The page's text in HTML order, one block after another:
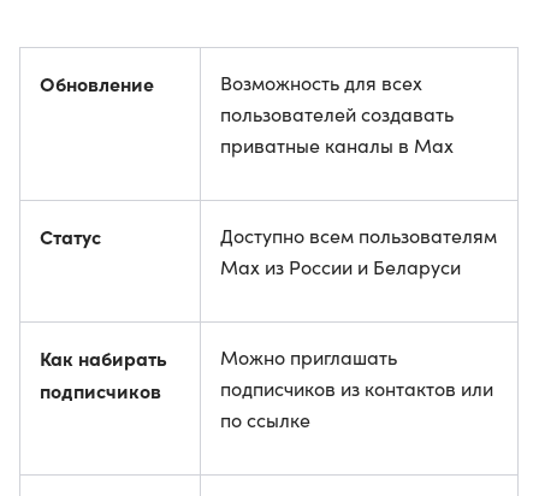
Обновление
Возможность для всех
пользователей создавать
приватные каналы в Max
Статус
Доступно всем пользователям
Max из России и Беларуси
Как набирать
подписчиков
Можно приглашать
подписчиков из контактов или
по ссылке